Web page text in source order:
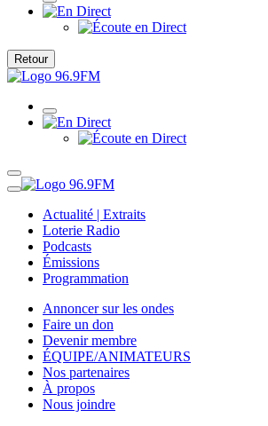
Retour
Actualité | Extraits
Loterie Radio
Podcasts
Émissions
Programmation
Annoncer sur les ondes
Faire un don
Devenir membre
ÉQUIPE/ANIMATEURS
Nos partenaires
À propos
Nous joindre